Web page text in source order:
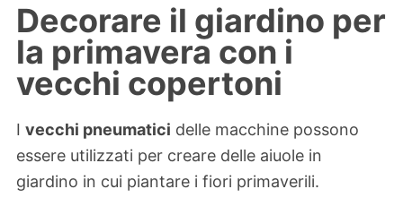
Decorare il giardino per
la primavera con i
vecchi copertoni
I vecchi pneumatici delle macchine possono
essere utilizzati per creare delle aiuole in
giardino in cui piantare i fiori primaverili.